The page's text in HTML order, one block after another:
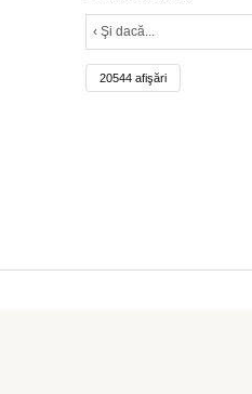
‹ Şi dacă...
20544 afişări